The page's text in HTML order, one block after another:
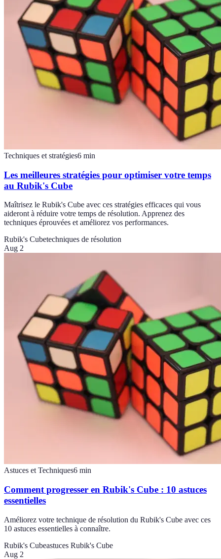
Techniques et stratégies6 min
Les meilleures stratégies pour optimiser votre temps
au Rubik's Cube
Maîtrisez le Rubik's Cube avec ces stratégies efficaces qui vous
aideront à réduire votre temps de résolution. Apprenez des
techniques éprouvées et améliorez vos performances.
Rubik's Cubetechniques de résolution
Aug 2
Astuces et Techniques6 min
Comment progresser en Rubik's Cube : 10 astuces
essentielles
Améliorez votre technique de résolution du Rubik's Cube avec ces
10 astuces essentielles à connaître.
Rubik's Cubeastuces Rubik's Cube
Aug 2